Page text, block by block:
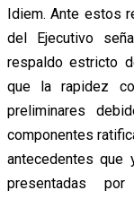
Idiem. Ante estos
del Ejecutivo
respaldo estricto
que la rapidez
preliminares
componentes
antecedentes que
presentadas